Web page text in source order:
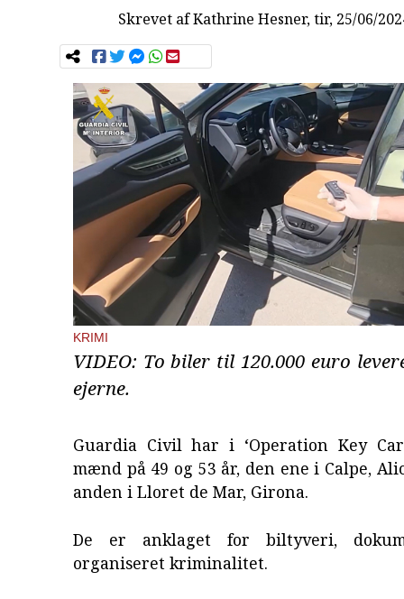
Skrevet afKathrine Hesner, tir, 25/06/
KRIMI
VIDEO: To biler til 120.000 euro
ejerne.
Guardia Civil har i ‘Operation Key
mænd på 49 og 53 år, den ene i Calpe,
anden i Lloret de Mar, Girona.
De er anklaget for biltyveri,
organiseret kriminalitet.